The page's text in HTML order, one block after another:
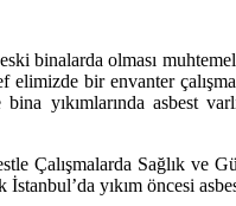
binalarda olması
bir envanter
yıkımlarında asbest
Çalışmalarda Sağlık
yıkım öncesi